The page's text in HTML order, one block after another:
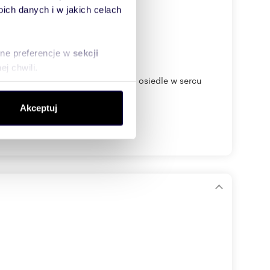
danych i w jakich celach
preferencje w sekcji
chwili.
społecznościowym,
od Ciebie lub
Akceptuj
swoją rezydencję lub kameralne osiedle w sercu